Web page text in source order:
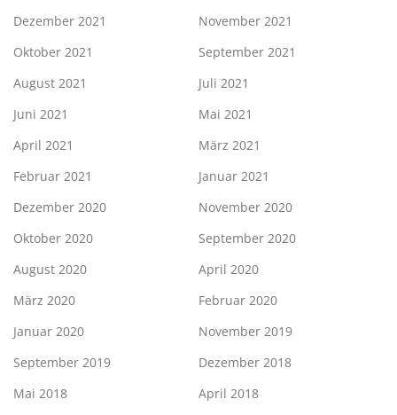
Dezember 2021
November 2021
Oktober 2021
September 2021
August 2021
Juli 2021
Juni 2021
Mai 2021
April 2021
März 2021
Februar 2021
Januar 2021
Dezember 2020
November 2020
Oktober 2020
September 2020
August 2020
April 2020
März 2020
Februar 2020
Januar 2020
November 2019
September 2019
Dezember 2018
Mai 2018
April 2018